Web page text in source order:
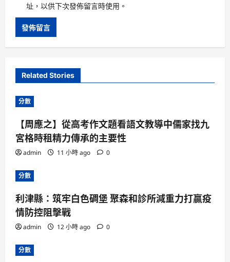
址，以供下次發佈留言時使用。
Related Stories
分數
【周應之】從高考作文題看語文教導中儒家找九
宮格時租精力傳承的主要性
admin 11 小時 ago 0
分數
利津縣：筑牢白色碉堡 聚森和診所減重力打贏疫
情防控阻擊戰
admin 12 小時 ago 0
分數